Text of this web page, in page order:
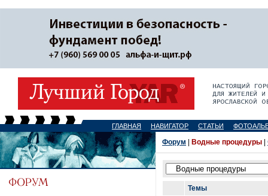
ГЛАВНАЯ НАВИГАТОР СТАТЬИ
Форум Водные процедуры
Темы